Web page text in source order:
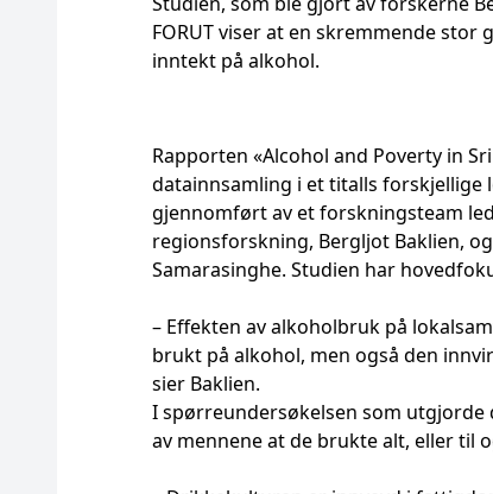
FORUT viser at en skremmende
inntekt på alkohol.
Rapporten «Alcohol and Poverty in
datainnsamling i et titalls forskjellige
gjennomført av et forskningsteam
regionsforskning, Bergljot Baklien,
Samarasinghe. Studien har
– Effekten av alkoholbruk på
brukt på alkohol, men også den
sier Baklien.
I spørreundersøkelsen som
av mennene at de brukte alt, eller til